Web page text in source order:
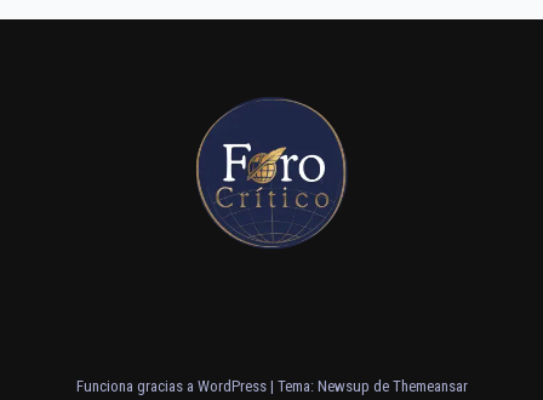
Funciona gracias a WordPress | Tema: Newsup de Themeansar